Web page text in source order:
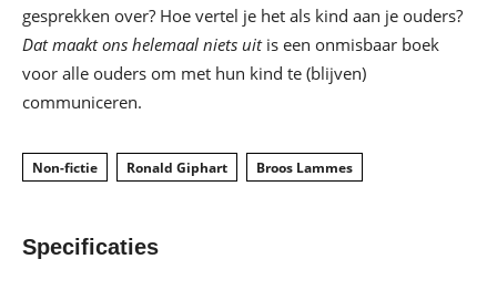
gesprekken over? Hoe vertel je het als kind aan je ouders?
Dat maakt ons helemaal niets uitis een onmisbaar boek
voor alle ouders om met hun kind te (blijven)
communiceren.
Non-fictie Ronald Giphart Broos Lammes
Specificaties